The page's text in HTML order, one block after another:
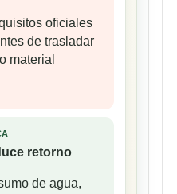
oficiales
de trasladar
material
retorno
de agua,